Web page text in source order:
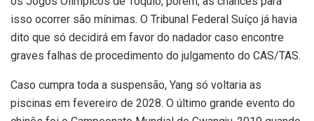
isso ocorrer são mínimas. O Tribunal Federal Suíço já havia
dito que só decidirá em favor do nadador caso encontre
graves falhas de procedimento do julgamento do CAS/TAS.
Caso cumpra toda a suspensão, Yang só voltaria as
piscinas em fevereiro de 2028. O último grande evento do